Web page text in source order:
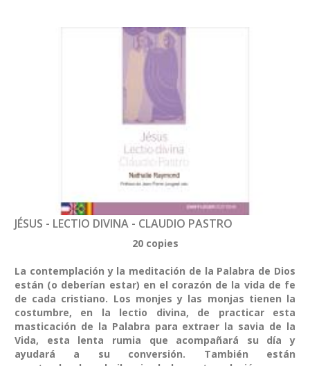
JÉSUS - LECTIO DIVINA - CLAUDIO PASTRO
20 copies
La contemplación y la meditación de la Palabra de Dios
están (o deberían estar) en el corazón de la vida de fe
de cada cristiano. Los monjes y las monjas tienen la
costumbre, en la lectio divina, de practicar esta
masticación de la Palabra para extraer la savia de la
Vida, esta lenta rumia que acompañará su día y
ayudará a su conversión. También están